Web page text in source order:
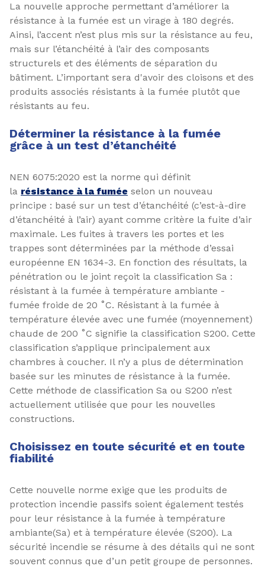
La nouvelle approche permettant d’améliorer la
résistance à la fumée est un virage à 180 degrés.
Ainsi, l’accent n’est plus mis sur la résistance au feu,
mais sur l’étanchéité à l’air des composants
structurels et des éléments de séparation du
bâtiment. L’important sera d'avoir des cloisons et des
produits associés résistants à la fumée plutôt que
résistants au feu.
Déterminer la résistance à la fumée
grâce à un test d’étanchéité
NEN 6075:2020 est la norme qui définit
la résistance à la fumée selon un nouveau
principe : basé sur un test d’étanchéité (c’est-à-dire
d’étanchéité à l’air) ayant comme critère la fuite d’air
maximale. Les fuites à travers les portes et les
trappes sont déterminées par la méthode d’essai
européenne EN 1634-3. En fonction des résultats, la
pénétration ou le joint reçoit la classification Sa :
résistant à la fumée à température ambiante -
fumée froide de 20 ˚C. Résistant à la fumée à
température élevée avec une fumée (moyennement)
chaude de 200 ˚C signifie la classification S200. Cette
classification s’applique principalement aux
chambres à coucher. Il n’y a plus de détermination
basée sur les minutes de résistance à la fumée.
Cette méthode de classification Sa ou S200 n’est
actuellement utilisée que pour les nouvelles
constructions.
Choisissez en toute sécurité et en toute
fiabilité
Cette nouvelle norme exige que les produits de
protection incendie passifs soient également testés
pour leur résistance à la fumée à température
ambiante(Sa) et à température élevée (S200). La
sécurité incendie se résume à des détails qui ne sont
souvent connus que d’un petit groupe de personnes.